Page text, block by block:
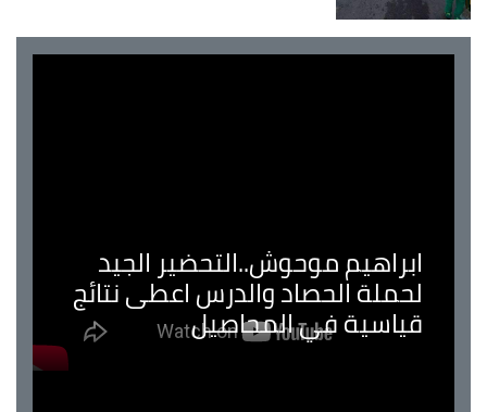
ابراهيم موحوش..التحضير الجيد
لحملة الحصاد والدرس اعطى نتائج
قياسية في المحاصيل